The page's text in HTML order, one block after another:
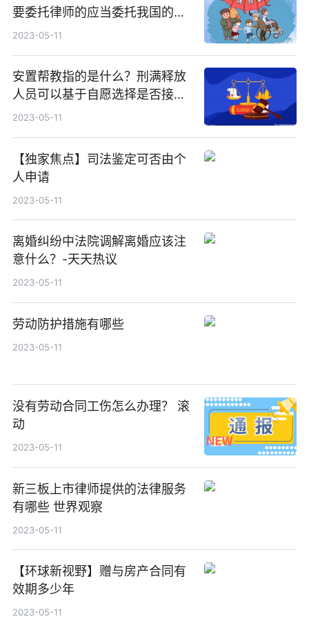
要委托律师的应当委托我国的律
师吗？
2023-05-11
安置帮教指的是什么？刑满释放
人员可以基于自愿选择是否接受
吗？
2023-05-11
【独家焦点】司法鉴定可否由个
人申请
2023-05-11
离婚纠纷中法院调解离婚应该注
意什么？-天天热议
2023-05-11
劳动防护措施有哪些
2023-05-11
没有劳动合同工伤怎么办理？ 滚
动
2023-05-11
新三板上市律师提供的法律服务
有哪些 世界观察
2023-05-11
【环球新视野】赠与房产合同有
效期多少年
2023-05-11